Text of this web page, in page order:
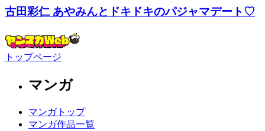
古田彩仁 あやみんとドキドキのパジャマデート♡
トップページ
マンガ
マンガトップ
マンガ作品一覧